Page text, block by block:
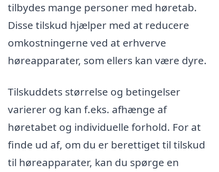
tilbydes mange personer med høretab.
Disse tilskud hjælper med at reducere
omkostningerne ved at erhverve
høreapparater, som ellers kan være dyre.
Tilskuddets størrelse og betingelser
varierer og kan f.eks. afhænge af
høretabet og individuelle forhold. For at
finde ud af, om du er berettiget til tilskud
til høreapparater, kan du spørge en